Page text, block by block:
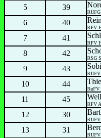
5 39
RUFG
6 40
RFV
7 41
RFV
8 42
RSG
9 43
RUFV
10 44
RuFV
11 45
RFV
12 30
RUFV
13 31
RUFV